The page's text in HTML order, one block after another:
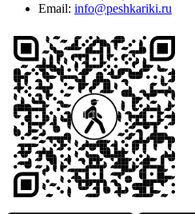
Email: info@peshkariki.ru